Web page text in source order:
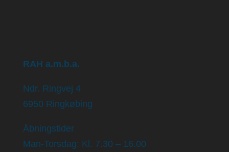
RAH a.m.b.a.
Ndr. Ringvej 4
6950 Ringkøbing
Åbningstider
Man-Torsdag: Kl. 7.30 – 16.00